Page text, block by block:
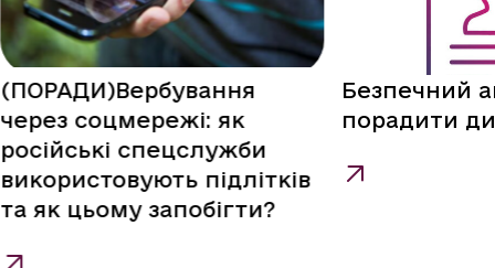
(ПОРАДИ)Вербування
через соцмережі: як
російські спецслужби
використовують підлітків
та як цьому запобігти?
Безпечний
порадити